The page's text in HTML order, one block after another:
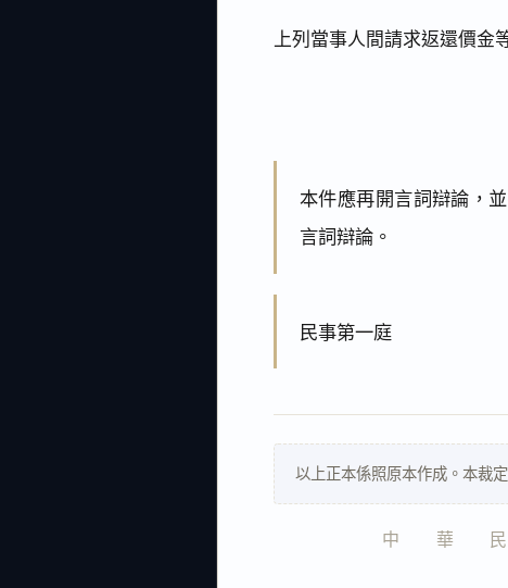
上列當事人間請求返還價金
本件應再開言詞辯論，
言詞辯論。
民事第一庭
以上正本係照原本作成。本裁
中　　華　　